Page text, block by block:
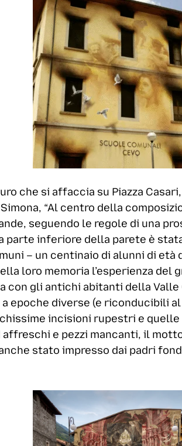
che si affaccia su Piazza
“Al centro della
seguendo le regole di una
parte inferiore della parete è
– un centinaio di alunni di
loro memoria l’esperienza del
con gli antichi abitanti della
epoche diverse (e riconducibili
incisioni rupestri e
e pezzi mancanti, il
stato impresso dai padri